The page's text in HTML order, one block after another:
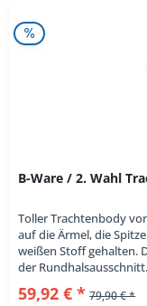
B-Ware / 2. Wahl
Toller Trachtenbody
auf die Ärmel, die
weißen Stoff gehalten.
der
59,92 € * 79,90 € *